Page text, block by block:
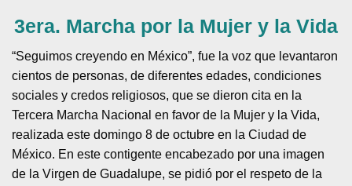
3era. Marcha por la Mujer y la Vida
“Seguimos creyendo en México”, fue la voz que levantaron
cientos de personas, de diferentes edades, condiciones
sociales y credos religiosos, que se dieron cita en la
Tercera Marcha Nacional en favor de la Mujer y la Vida,
realizada este domingo 8 de octubre en la Ciudad de
México. En este contigente encabezado por una imagen
de la Virgen de Guadalupe, se pidió por el respeto de la